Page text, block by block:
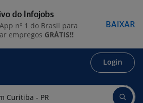
Login
do Infojobs
nº 1 do Brasil para
empregos GRÁTIS!!
BAIXAR